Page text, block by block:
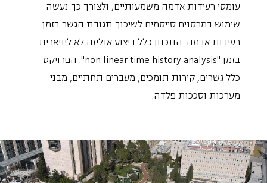
עומסי רעידות אדמה משמעותיים, ולצורך כך נעשה
שימוש במרסנים סייסמים לשיכוך תגובת הגשר בזמן
רעידות אדמה. התכנון כלל ביצוע אנליזה לא ליניארית
בזמן "non linear time history analysis". הפרויקט
כלל גשרים, קירות תומכים, מעברים תחתיים, מבני
מערכות וסככות פלדה.